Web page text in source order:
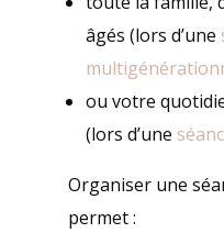
âgés (lors d’une
ou votre
(lors d’une
Organiser une
permet :